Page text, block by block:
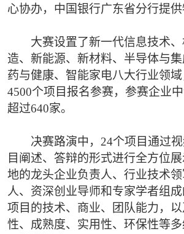
心协办，中国银行广东省分行提供
大赛设置了新一代信息技术
造、新能源、新材料、半导体与
药与健康、智能家电八大行业领
4500个项目报名参赛，参赛企业
超过640家。
决赛路演中，24个项目通过
目阐述、答辩的形式进行全方位
地的龙头企业负责人、行业技术
人、资深创业导师和专家学者组
项目的技术、商业、团队能力，
性、成熟度、实用性、环保性等